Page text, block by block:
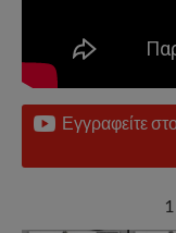
Εγγραφείτε
1